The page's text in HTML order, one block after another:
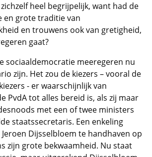
zichzelf heel begrijpelijk, want had de
en grote traditie van
en trouwens ook van gretigheid,
gaat?
sociaaldemocratie meeregeren nu
zijn. Het zou de kiezers – vooral de
- er waarschijnlijk van
PvdA tot alles bereid is, als zij maar
met een of twee ministers
staatssecretaris. Een enkeling
Dijsselbloem te handhaven op
zijn grote bekwaamheid. Nu staat